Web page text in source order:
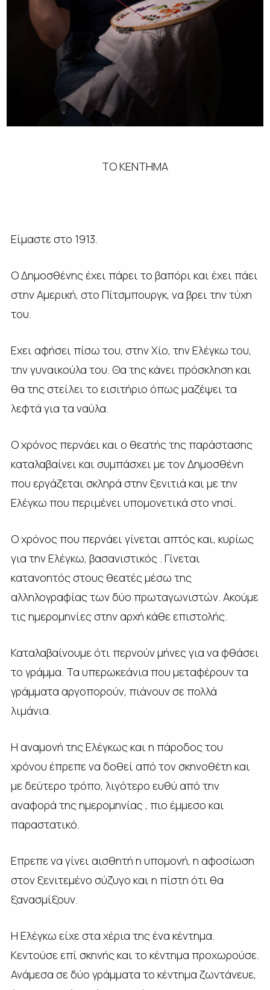
ΤΟ ΚΕΝΤΗΜΑ
Είμαστε στο 1913.
Ο Δημοσθένης έχει πάρει το βαπόρι και έχει πάει
στην Αμερική, στο Πίτσμπουργκ, να βρει την τύχη
του.
Εχει αφήσει πίσω του, στην Χίο, την Ελέγκω του,
την γυναικούλα του. Θα της κάνει πρόσκληση και
θα της στείλει το εισιτήριο όπως μαζέψει τα
λεφτά για τα ναύλα.
Ο χρόνος περνάει και ο θεατής της παράστασης
καταλαβαίνει και συμπάσχει με τον Δημοσθένη
που εργάζεται σκληρά στην ξενιτιά και με την
Ελέγκω που περιμένει υπομονετικά στο νησί.
Ο χρόνος που περνάει γίνεται απτός και, κυρίως
για την Ελέγκω, βασανιστικός . Γίνεται
κατανοητός στους θεατές μέσω της
αλληλογραφίας των δύο πρωταγωνιστών. Ακούμε
τις ημερομηνίες στην αρχή κάθε επιστολής.
Καταλαβαίνουμε ότι περνούν μήνες για να φθάσει
το γράμμα. Τα υπερωκεάνια που μεταφέρουν τα
γράμματα αργοπορούν, πιάνουν σε πολλά
λιμάνια.
Η αναμονή της Ελέγκως και η πάροδος του
χρόνου έπρεπε να δοθεί από τον σκηνοθέτη και
με δεύτερο τρόπο, λιγότερο ευθύ από την
αναφορά της ημερομηνίας , πιο έμμεσο και
παραστατικό.
Επρεπε να γίνει αισθητή η υπομονή, η αφοσίωση
στον ξενιτεμένο σύζυγο και η πίστη ότι θα
ξανασμίξουν.
Η Ελέγκω είχε στα χέρια της ένα κέντημα.
Κεντούσε επί σκηνής και το κέντημα προχωρούσε.
Ανάμεσα σε δύο γράμματα το κέντημα ζωντάνευε,